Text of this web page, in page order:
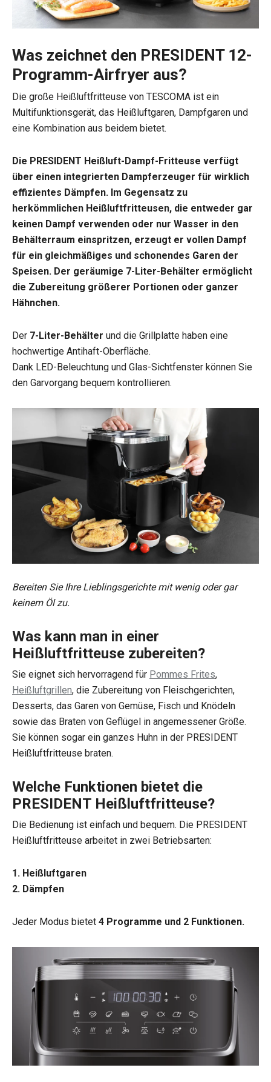
Was zeichnet den PRESIDENT 12-
Programm-Airfryer aus?
Die große Heißluftfritteuse von TESCOMA ist ein
Multifunktionsgerät, das Heißluftgaren, Dampfgaren und
eine Kombination aus beidem bietet.
Die PRESIDENT Heißluft-Dampf-Fritteuse verfügt
über einen integrierten Dampferzeuger für wirklich
effizientes Dämpfen. Im Gegensatz zu
herkömmlichen Heißluftfritteusen, die entweder gar
keinen Dampf verwenden oder nur Wasser in den
Behälterraum einspritzen, erzeugt er vollen Dampf
für ein gleichmäßiges und schonendes Garen der
Speisen. Der geräumige 7-Liter-Behälter ermöglicht
die Zubereitung größerer Portionen oder ganzer
Hähnchen.
Der 7-Liter-Behälter und die Grillplatte haben eine
hochwertige Antihaft-Oberfläche.
Dank LED-Beleuchtung und Glas-Sichtfenster können Sie
den Garvorgang bequem kontrollieren.
Bereiten Sie Ihre Lieblingsgerichte mit wenig oder gar
keinem Öl zu.
Was kann man in einer
Heißluftfritteuse zubereiten?
Sie eignet sich hervorragend für Pommes Frites,
Heißluftgrillen, die Zubereitung von Fleischgerichten,
Desserts, das Garen von Gemüse, Fisch und Knödeln
sowie das Braten von Geflügel in angemessener Größe.
Sie können sogar ein ganzes Huhn in der PRESIDENT
Heißluftfritteuse braten.
Welche Funktionen bietet die
PRESIDENT Heißluftfritteuse?
Die Bedienung ist einfach und bequem. Die PRESIDENT
Heißluftfritteuse arbeitet in zwei Betriebsarten:
1. Heißluftgaren
2. Dämpfen
Jeder Modus bietet 4 Programme und 2 Funktionen.